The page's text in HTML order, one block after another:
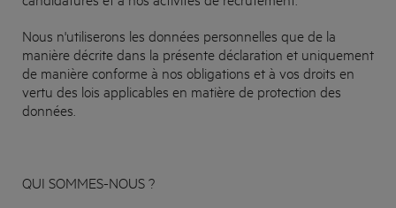
Nous n'utiliserons les données personnelles que de la
manière décrite dans la présente déclaration et uniquement
de manière conforme à nos obligations et à vos droits en
vertu des lois applicables en matière de protection des
données.
QUI SOMMES-NOUS ?